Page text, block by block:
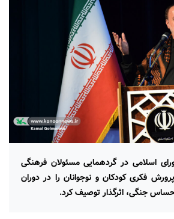
اسلامی در گردهمایی مسئولان فرهنگی
فکری کودکان و نوجوانان را در دوران
جنگی، اثرگذار توصیف کرد.